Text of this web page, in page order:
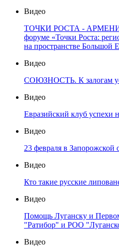
Видео
ТОЧКИ РОСТА -
форуме «Точки Роста:
на пространстве Большой
Видео
СОЮЗНОСТЬ. К залогам
Видео
Евразийский клуб успехи
Видео
23 февраля в Запорожской
Видео
Кто такие русские
Видео
Помощь Луганску и
"Ратибор" и РОО
Видео